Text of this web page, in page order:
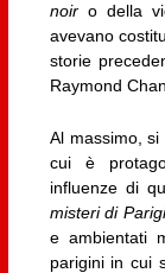
noiro della
avevano
storie
Raymond
Al massimo,
cui è
influenze di
misteri di
e ambientati
parigini in cui